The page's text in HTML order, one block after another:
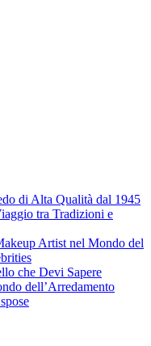
di Alta Qualità dal 1945
tra Tradizioni e
Artist nel Mondo del
che Devi Sapere
dell’Arredamento